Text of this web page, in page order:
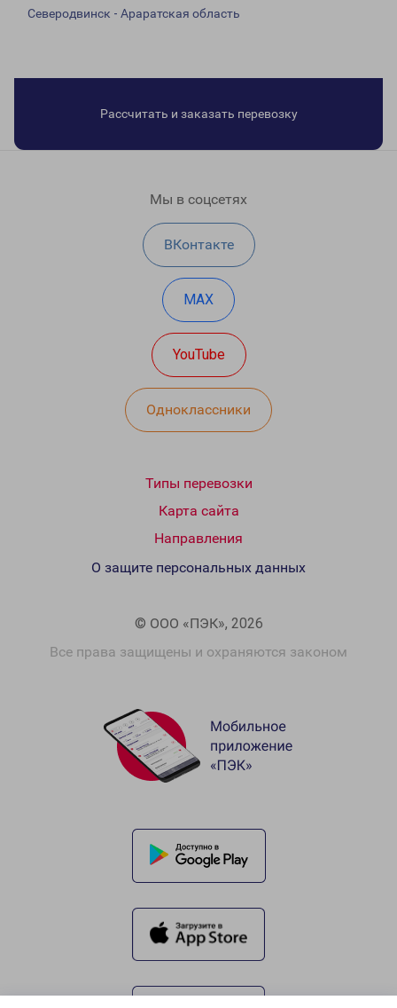
Северодвинск - Араратская область
Рассчитать и заказать перевозку
Мы в соцсетях
ВКонтакте
MAX
YouTube
Одноклассники
Типы перевозки
Карта сайта
Направления
© ООО «ПЭК», 2026
Все права защищены и охраняются законом
О защите персональных данных